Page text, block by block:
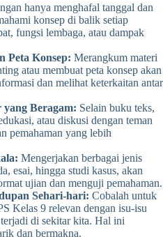
hanya menghafal tanggal dan
konsep di balik setiap
fungsi lembaga, atau dampak
Peta Konsep: Merangkum materi
atau membuat peta konsep akan
dan melihat keterkaitan antar
Beragam: Selain buku teks,
atau diskusi dengan teman
pemahaman yang lebih
Mengerjakan berbagai jenis
esai, hingga studi kasus, akan
ujian dan menguji pemahaman.
Sehari-hari: Cobalah untuk
Kelas 9 relevan dengan isu-isu
di sekitar kita. Hal ini
dan bermakna.